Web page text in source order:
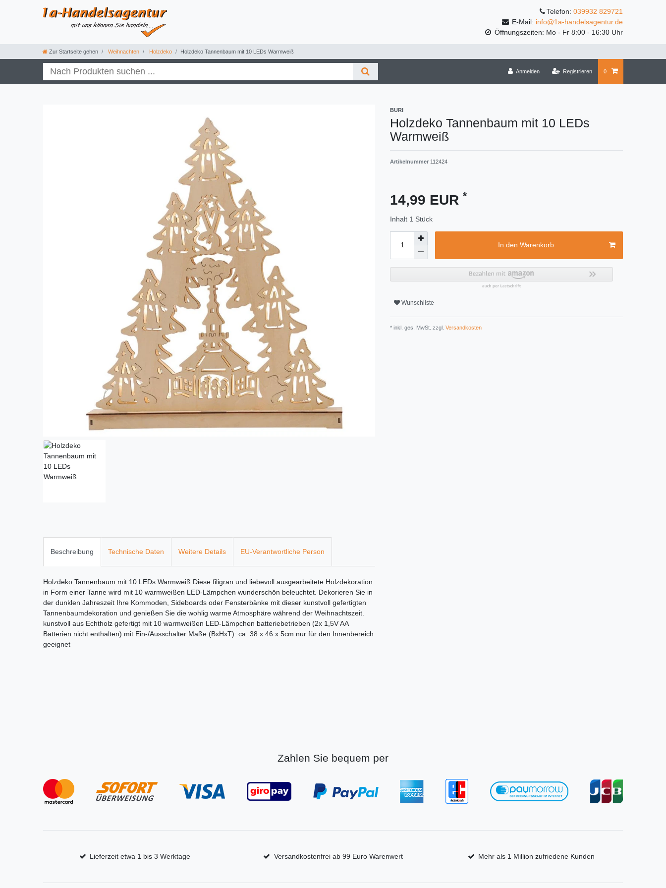
Telefon: 039932 829721
E-Mail: info@1a-handelsagentur.de
Öffnungszeiten: Mo - Fr 8:00 - 16:30 Uhr
Zur Startseite gehen Weihnachten Holzdeko Holzdeko Tannenbaum mit 10 LEDs Warmweiß
Anmelden Registrieren 0
BURI
Holzdeko Tannenbaum mit 10 LEDs
Warmweiß
Artikelnummer 112424
14,99 EUR *
Inhalt 1 Stück
In den Warenkorb
Wunschliste
* inkl. ges. MwSt. zzgl. Versandkosten
Beschreibung Technische Daten Weitere Details EU-Verantwortliche Person
Holzdeko Tannenbaum mit 10 LEDs Warmweiß Diese filigran und liebevoll ausgearbeitete Holzdekoration
in Form einer Tanne wird mit 10 warmweißen LED-Lämpchen wunderschön beleuchtet. Dekorieren Sie in
der dunklen Jahreszeit Ihre Kommoden, Sideboards oder Fensterbänke mit dieser kunstvoll gefertigten
Tannenbaumdekoration und genießen Sie die wohlig warme Atmosphäre während der Weihnachtszeit.
kunstvoll aus Echtholz gefertigt mit 10 warmweißen LED-Lämpchen batteriebetrieben (2x 1,5V AA
Batterien nicht enthalten) mit Ein-/Ausschalter Maße (BxHxT): ca. 38 x 46 x 5cm nur für den Innenbereich
geeignet
Zahlen Sie bequem per
Lieferzeit etwa 1 bis 3 Werktage Versandkostenfrei ab 99 Euro Warenwert Mehr als 1 Million zufriedene Kunden